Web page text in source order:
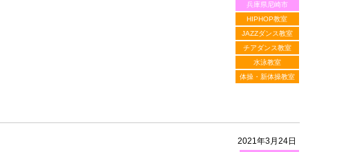
兵庫県尼崎市
HIPHOP教室
JAZZダンス教室
チアダンス教室
水泳教室
体操・新体操教室
2021年3月24日